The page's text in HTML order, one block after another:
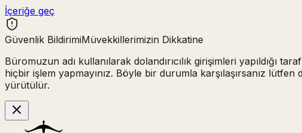
İçeriğe geç
Güvenlik BildirimiMüvekkillerimizin Dikkatine
Büromuzun adı kullanılarak dolandırıcılık girişimleri yapıldığı
hiçbir işlem yapmayınız. Böyle bir durumla karşılaşırsanız lütfen
yürütülür.